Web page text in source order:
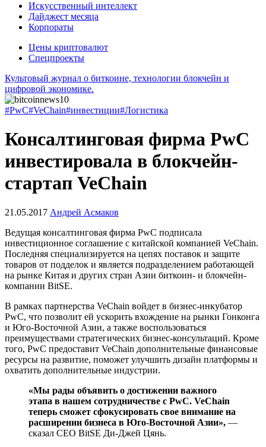
Искусственный интеллект
Дайджест месяца
Корпораты
Цены криптовалют
Спецпроекты
Культовый журнал о биткоине, технологии блокчейн и
цифровой экономике.
#PwC#VeChain#инвестиции#Логистика
Консалтинговая фирма PwC
инвестировала в блокчейн-
стартап VeChain
21.05.2017 Андрей Асмаков
Ведущая консалтинговая фирма PwC подписала
инвестиционное соглашение с китайской компанией VeChain.
Последняя специализируется на цепях поставок и защите
товаров от подделок и является подразделением работающей
на рынке Китая и других стран Азии биткоин- и блокчейн-
компании BitSE.
В рамках партнерства VeChain войдет в бизнес-инкубатор
PwC, что позволит ей ускорить вхождение на рынки Гонконга
и Юго-Восточной Азии, а также воспользоваться
преимуществами стратегических бизнес-консультаций. Кроме
того, PwC предоставит VeChain дополнительные финансовые
ресурсы на развитие, поможет улучшить дизайн платформы и
охватить дополнительные индустрии.
«Мы рады объявить о достижении важного
этапа в нашем сотрудничестве с PwC. VeChain
теперь сможет сфокусировать свое внимание на
расширении бизнеса в Юго-Восточной Азии», —
сказал CEO BitSE Ди-Джей Цянь.